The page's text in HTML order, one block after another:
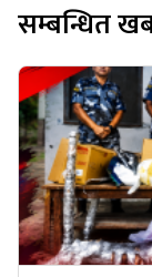
सम्बन्धित